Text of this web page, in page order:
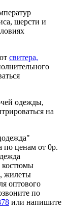
шерсти и
свитера,
одежды,
на
по ценам от 0р.
костюмы
жилеты
оптового
по
или напишите